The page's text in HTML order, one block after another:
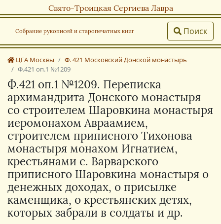
Свято-Троицкая Сергиева Лавра
Собрание рукописей и старопечатных книг Поиск
ЦГА Москвы
Ф. 421 Московский Донской монастырь
Ф.421 оп.1 №1209
Ф.421 оп.1 №1209. Переписка
архимандрита Донского монастыря
со строителем Шаровкина монастыря
иеромонахом Авраамием,
строителем приписного Тихонова
монастыря монахом Игнатием,
крестьянами с. Варварского
приписного Шаровкина монастыря о
денежных доходах, о присылке
каменщика, о крестьянских детях,
которых забрали в солдаты и др.